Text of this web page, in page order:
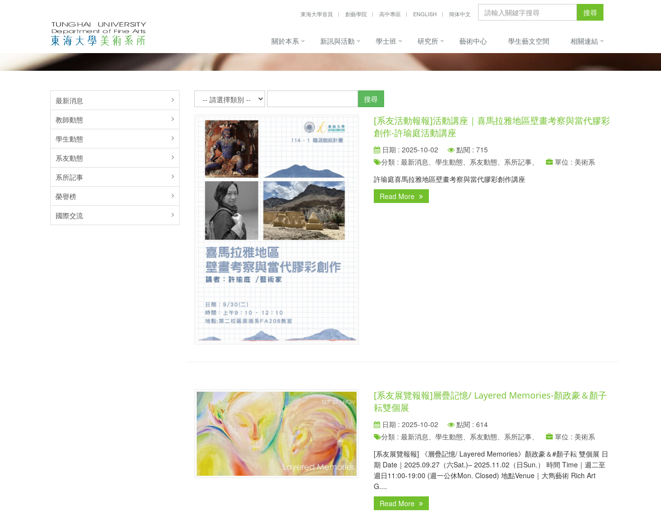
東海大學首頁 創藝學院 高中專區 ENGLISH 簡体中文 搜尋
關於本系 新訊與活動 學士班 研究所 藝術中心 學生藝文空間 相關連結
最新消息
教師動態
學生動態
系友動態
系所記事
榮譽榜
國際交流
搜尋
[系友活動報報]活動講座｜喜馬拉雅地區壁畫考察與當代膠彩
創作-許瑜庭活動講座
日期 : 2025-10-02
點閱 : 715
分類 : 最新消息、學生動態、系友動態、系所記事、
單位 : 美術系
許瑜庭喜馬拉雅地區壁畫考察與當代膠彩創作講座
Read More
[系友展覽報報]層疊記憶/ Layered Memories-顏政豪＆顏子
耘雙個展
日期 : 2025-10-02
點閱 : 614
分類 : 最新消息、學生動態、系友動態、系所記事、
單位 : 美術系
[系友展覽報報] 《層疊記憶/ Layered Memories》顏政豪＆#顏子耘 雙個展 日
期 Date｜2025.09.27（六Sat.)– 2025.11.02（日Sun.） 時間 Time｜週二至
週日11:00-19:00 (週一公休Mon. Closed) 地點Venue｜大雋藝術 Rich Art
G....
Read More